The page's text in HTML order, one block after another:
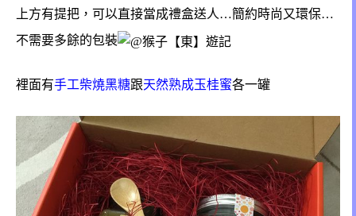
上方有提把，可以直接當成禮盒送人…簡約時尚又環保…
不需要多餘的包裝
裡面有手工柴燒黑糖跟天然熟成玉桂蜜各一罐